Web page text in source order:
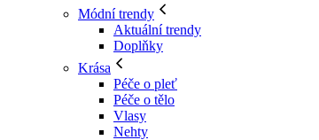
Módní trendy
Aktuální trendy
Doplňky
Krása
Péče o pleť
Péče o tělo
Vlasy
Nehty